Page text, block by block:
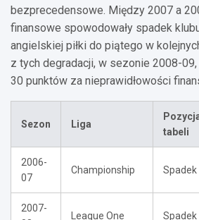
bezprecedensowe. Między 2007 a
finansowe spowodowały spadek
angielskiej piłki do piątego w
z tych degradacji, w sezonie 2008-09,
30 punktów za nieprawidłowości
Sezon Liga
tabeli
2006-
07
Championship Spadek
2007-
League One Spadek